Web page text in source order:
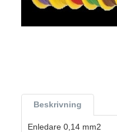
Beskrivning
Enledare 0,14 mm2